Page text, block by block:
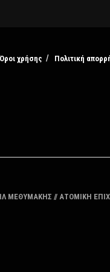
Όροι χρήσης Πολιτική
ΜΕΘΥΜΑΚΗΣ // ΑΤΟΜΙΚΗ